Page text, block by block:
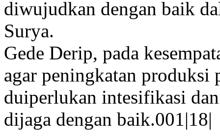
diwujudkan dengan baik
Surya.
Gede Derip, pada
agar peningkatan produksi
duiperlukan intesifikasi
dijaga dengan baik.001|18|